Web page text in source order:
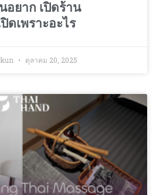
อยาก เปิดร้าน
เพราะอะไร
ตุลาคม 20, 2025